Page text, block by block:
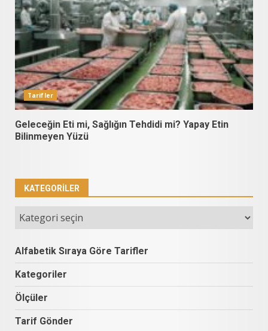
Tarifler
Geleceğin Eti mi, Sağlığın Tehdidi mi? Yapay Etin
Bilinmeyen Yüzü
KATEGORILER
Kategoriler
Alfabetik Sıraya Göre Tarifler
Kategoriler
Ölçüler
Tarif Gönder